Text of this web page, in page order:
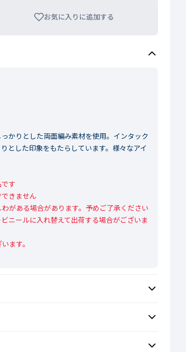
お気に入りに追加する
かりとした両面編み素材を使用。インタック
とした印象をもたらしています。様々なアイ
す
きません
がある場合があります。予めご了承ください
ニールに入れ替えて出荷する場合がございま
ます。